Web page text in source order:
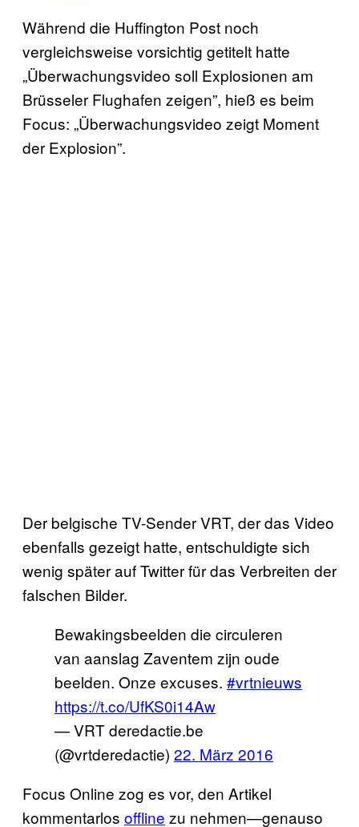
Während die Huffington Post noch
vergleichsweise vorsichtig getitelt hatte
„Überwachungsvideo soll Explosionen am
Brüsseler Flughafen zeigen”, hieß es beim
Focus: „Überwachungsvideo zeigt Moment
der Explosion”.
Der belgische TV-Sender VRT, der das Video
ebenfalls gezeigt hatte, entschuldigte sich
wenig später auf Twitter für das Verbreiten der
falschen Bilder.
Bewakingsbeelden die circuleren
van aanslag Zaventem zijn oude
beelden. Onze excuses. #vrtnieuws
https://t.co/UfKS0i14Aw
— VRT deredactie.be
(@vrtderedactie) 22. März 2016
Focus Online zog es vor, den Artikel
kommentarlos offline zu nehmen—genauso